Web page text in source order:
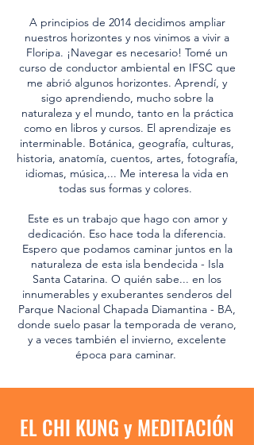
A principios de 2014 decidimos ampliar
nuestros horizontes y nos vinimos a vivir a
Floripa. ¡Navegar es necesario! Tomé un
curso de conductor ambiental en IFSC que
me abrió algunos horizontes. Aprendí, y
sigo aprendiendo, mucho sobre la
naturaleza y el mundo, tanto en la práctica
como en libros y cursos. El aprendizaje es
interminable. Botánica, geografía, culturas,
historia, anatomía, cuentos, artes, fotografía,
idiomas, música,... Me interesa la vida en
todas sus formas y colores.
Este es un trabajo que hago con amor y
dedicación. Eso hace toda la diferencia.
Espero que podamos caminar juntos en la
naturaleza de esta isla bendecida - Isla
Santa Catarina. O quién sabe... en los
innumerables y exuberantes senderos del
Parque Nacional Chapada Diamantina - BA,
donde suelo pasar la temporada de verano,
y a veces también el invierno, excelente
época para caminar.
EL CHI KUNG​ y MEDITACIÓN